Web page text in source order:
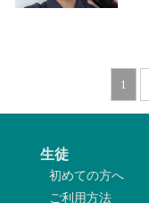
1
生徒
初めての方へ
ご利用方法